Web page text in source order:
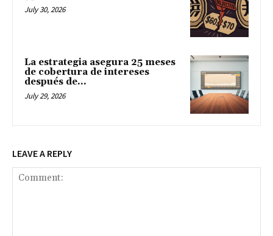
July 30, 2026
La estrategia asegura 25 meses
de cobertura de intereses
después de...
July 29, 2026
LEAVE A REPLY